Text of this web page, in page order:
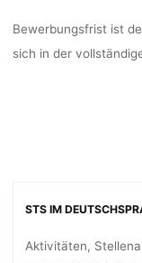
Bewerbungsfrist ist
sich in der
STS IM
Aktivitäten,